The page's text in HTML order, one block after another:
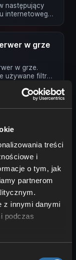
treści
i
o tym, jak
partnerom
z innymi danymi
podczas
następujący
internetowego
w grze
w grze.
używane filtry
serwera.
Zaloguj …
FS22
ważna jest
jak
w FS22
uzyskać